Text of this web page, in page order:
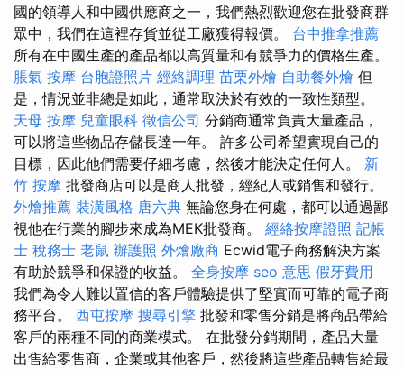
國的領導人和中國供應商之一，我們熱烈歡迎您在批發商群
眾中，我們在這裡存貨並從工廠獲得報價。 台中推拿推薦
所有在中國生產的產品都以高質量和有競爭力的價格生產。
脹氣 按摩 台胞證照片 經絡調理 苗栗外燴 自助餐外燴 但
是，情況並非總是如此，通常取決於有效的一致性類型。
天母 按摩 兒童眼科 徵信公司 分銷商通常負責大量產品，
可以將這些物品存儲長達一年。 許多公司希望實現自己的
目標，因此他們需要仔細考慮，然後才能決定任何人。 新
竹 按摩 批發商店可以是商人批發，經紀人或銷售和發行。
外燴推薦 裝潢風格 唐六典 無論您身在何處，都可以通過鄙
視他在行業的腳步來成為MEK批發商。 經絡按摩證照 記帳
士 稅務士 老鼠 辦護照 外燴廠商 Ecwid電子商務解決方案
有助於競爭和保證的收益。 全身按摩 seo 意思 假牙費用
我們為令人難以置信的客戶體驗提供了堅實而可靠的電子商
務平台。 西屯按摩 搜尋引擎 批發和零售分銷是將商品帶給
客戶的兩種不同的商業模式。 在批發分銷期間，產品大量
出售給零售商，企業或其他客戶，然後將這些產品轉售給最